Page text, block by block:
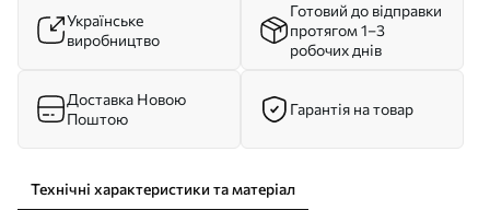
Українське
виробництво
Готовий до відправки
протягом 1–3
робочих днів
Доставка Новою
Поштою
Гарантія на товар
Технічні характеристики та матеріал